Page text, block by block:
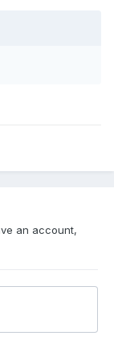
an account,